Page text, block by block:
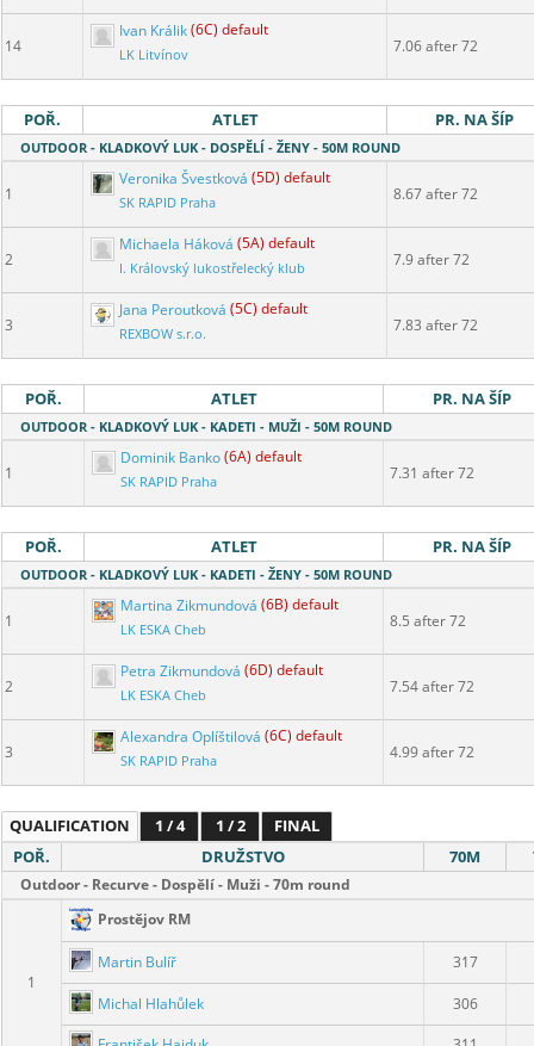
14
Ivan Králik(6C) default
LK Litvínov 7.06 after 72
POŘ. ATLET PR. NA ŠÍP
OUTDOOR - KLADKOVÝ LUK - DOSPĚLÍ - ŽENY - 50M ROUND
1
Veronika Švestková (5D) default
SK RAPID Praha 8.67 after 72
2
Michaela Háková (5A) default
I. Královský lukostřelecký klub 7.9 after 72
3
Jana Peroutková (5C) default
REXBOW s.r.o. 7.83 after 72
POŘ. ATLET PR. NA ŠÍP
OUTDOOR - KLADKOVÝ LUK - KADETI - MUŽI - 50M ROUND
1
Dominik Banko(6A) default
SK RAPID Praha 7.31 after 72
POŘ. ATLET PR. NA ŠÍP
OUTDOOR - KLADKOVÝ LUK - KADETI - ŽENY - 50M ROUND
1
Martina Zikmundová (6B) default
LK ESKA Cheb 8.5 after 72
2
Petra Zikmundová (6D) default
LK ESKA Cheb 7.54 after 72
3
Alexandra Oplíštilová (6C) default
SK RAPID Praha 4.99 after 72
QUALIFICATION 1 / 4 1 / 2
FINAL
POŘ.
DRUŽSTVO 70M
Outdoor - Recurve - Dospělí - Muži - 70m round
1
Prostějov RM
Martin Bulíř 317
Michal Hlahůlek
306